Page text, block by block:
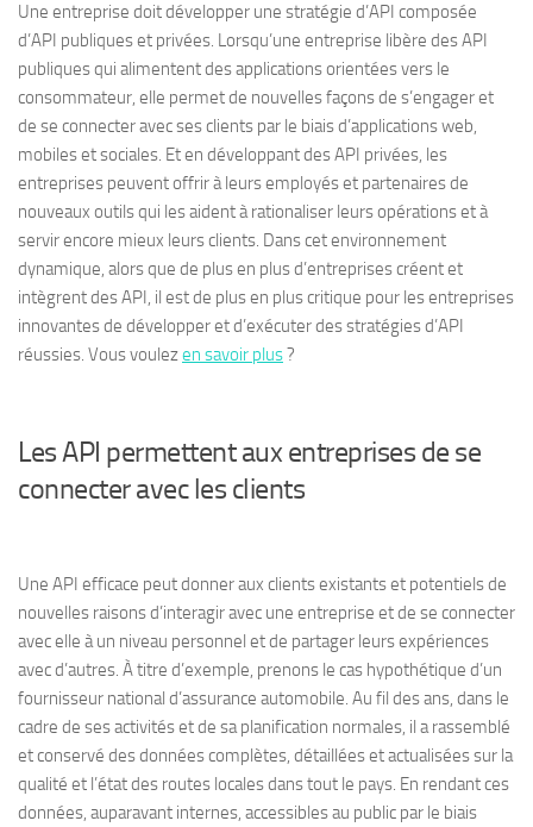
Une entreprise doit développer une stratégie d’API composée
d’API publiques et privées. Lorsqu’une entreprise libère des API
publiques qui alimentent des applications orientées vers le
consommateur, elle permet de nouvelles façons de s’engager et
de se connecter avec ses clients par le biais d’applications web,
mobiles et sociales. Et en développant des API privées, les
entreprises peuvent offrir à leurs employés et partenaires de
nouveaux outils qui les aident à rationaliser leurs opérations et à
servir encore mieux leurs clients. Dans cet environnement
dynamique, alors que de plus en plus d’entreprises créent et
intègrent des API, il est de plus en plus critique pour les entreprises
innovantes de développer et d’exécuter des stratégies d’API
réussies. Vous voulezen savoir plus?
Les API permettent aux entreprises de se
connecter avec les clients
Une API efficace peut donner aux clients existants et potentiels de
nouvelles raisons d’interagir avec une entreprise et de se connecter
avec elle à un niveau personnel et de partager leurs expériences
avec d’autres. À titre d’exemple, prenons le cas hypothétique d’un
fournisseur national d’assurance automobile. Au fil des ans, dans le
cadre de ses activités et de sa planification normales, il a rassemblé
et conservé des données complètes, détaillées et actualisées sur la
qualité et l’état des routes locales dans tout le pays. En rendant ces
données, auparavant internes, accessibles au public par le biais